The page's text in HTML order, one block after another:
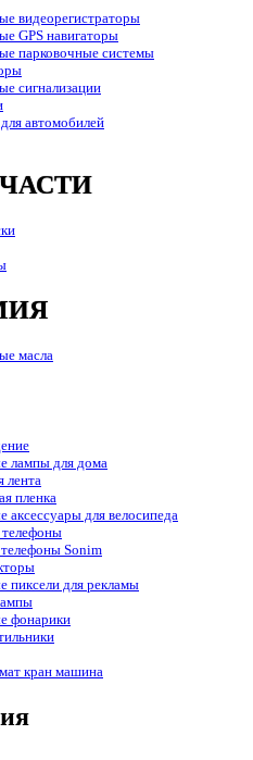
видеорегистраторы
GPS навигаторы
парковочные системы
сигнализации
автомобилей
масла
лампы для дома
лента
пленка
аксессуары для велосипеда
Sonim
пиксели для рекламы
фонарики
кран машина